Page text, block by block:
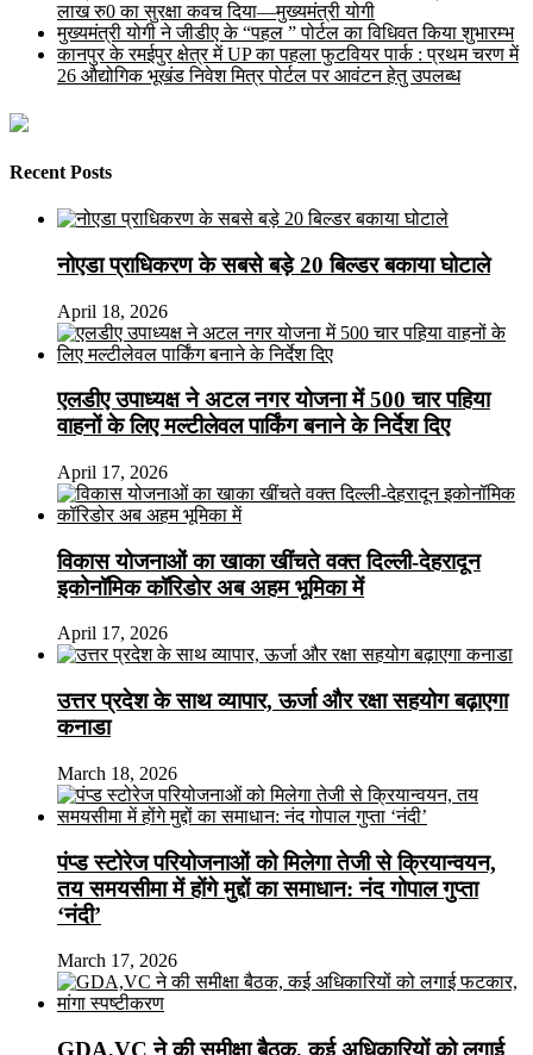
लाख रु0 का सुरक्षा कवच दिया—मुख्यमंत्री योगी
मुख्यमंत्री योगी ने जीडीए के “पहल ” पोर्टल का विधिवत किया शुभारम्भ
कानपुर के रमईपुर क्षेत्र में UP का पहला फुटवियर पार्क : प्रथम चरण में
26 औद्योगिक भूखंड निवेश मित्र पोर्टल पर आवंटन हेतु उपलब्ध
Recent Posts
नोएडा प्राधिकरण के सबसे बड़े 20 बिल्डर बकाया घोटाले
April 18, 2026
एलडीए उपाध्यक्ष ने अटल नगर योजना में 500 चार पहिया
वाहनों के लिए मल्टीलेवल पार्किंग बनाने के निर्देश दिए
April 17, 2026
विकास योजनाओं का खाका खींचते वक्त दिल्ली-देहरादून
इकोनॉमिक कॉरिडोर अब अहम भूमिका में
April 17, 2026
उत्तर प्रदेश के साथ व्यापार, ऊर्जा और रक्षा सहयोग बढ़ाएगा
कनाडा
March 18, 2026
पंप्ड स्टोरेज परियोजनाओं को मिलेगा तेजी से क्रियान्वयन,
तय समयसीमा में होंगे मुद्दों का समाधान: नंद गोपाल गुप्ता
‘नंदी’
March 17, 2026
GDA,VC ने की समीक्षा बैठक, कई अधिकारियों को लगाई